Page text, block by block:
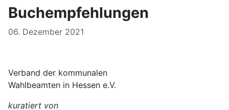
Buchempfehlungen
Details
06. Dezember 2021
Verband der kommunalen
Wahlbeamten in Hessen e.V.
kuratiert von